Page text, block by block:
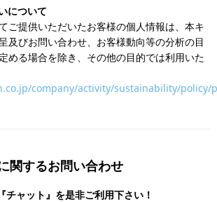
について
ご提供いただいたお客様の個人情報は、本キ
及びお問い合わせ、お客様動向等の分析の目
める場合を除き、その他の目的では利用いた
company/activity/sustainability/policy/
関するお問い合わせ
チャット』を是非ご利用下さい！